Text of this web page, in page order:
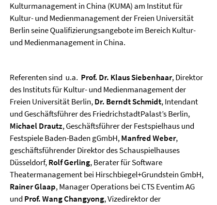
Kulturmanagement in China (KUMA) am Institut für
Kultur- und Medienmanagement der Freien Universität
Berlin seine Qualifizierungsangebote im Bereich Kultur-
und Medienmanagement in China.
Referenten sind u.a. Prof. Dr. Klaus Siebenhaar, Direktor
des Instituts für Kultur- und Medienmanagement der
Freien Universität Berlin,Dr. Berndt Schmidt, Intendant
und Geschäftsführer des FriedrichstadtPalast’s Berlin,
Michael Drautz, Geschäftsführer der Festspielhaus und
Festspiele Baden-Baden gGmbH,Manfred Weber,
geschäftsführender Direktor des Schauspielhauses
Düsseldorf,Rolf Gerling, Berater für Software
Theatermanagement bei Hirschbiegel+Grundstein GmbH,
Rainer Glaap, Manager Operations bei CTS Eventim AG
und Prof. Wang Changyong, Vizedirektor der